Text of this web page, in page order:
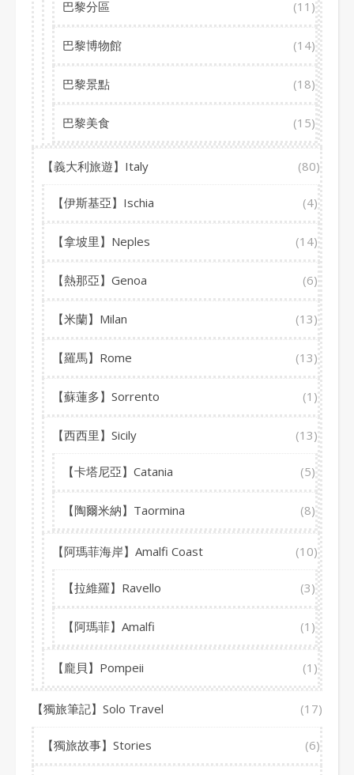
巴黎分區 (11)
巴黎博物館 (14)
巴黎景點 (18)
巴黎美食 (15)
【義大利旅遊】Italy (80)
【伊斯基亞】Ischia (4)
【拿坡里】Neples (14)
【熱那亞】Genoa (6)
【米蘭】Milan (13)
【羅馬】Rome (13)
【蘇蓮多】Sorrento (1)
【西西里】Sicily (13)
【卡塔尼亞】Catania (5)
【陶爾米納】Taormina (8)
【阿瑪菲海岸】Amalfi Coast (10)
【拉維羅】Ravello (3)
【阿瑪菲】Amalfi (1)
【龐貝】Pompeii (1)
【獨旅筆記】Solo Travel (17)
【獨旅故事】Stories (6)